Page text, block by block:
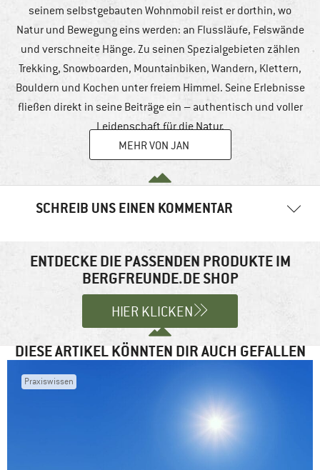
seinem selbstgebauten Wohnmobil reist er dorthin, wo
Natur und Bewegung eins werden: an Flussläufe, Felswände
und verschneite Hänge. Zu seinen Spezialgebieten zählen
Trekking, Snowboarden, Mountainbiken, Wandern, Klettern,
Bouldern und Kochen unter freiem Himmel. Seine Erlebnisse
fließen direkt in seine Beiträge ein – authentisch und voller
Leidenschaft für die Natur.
MEHR VON JAN
SCHREIB UNS EINEN KOMMENTAR
Felder sind mit*markiert
ENTDECKE DIE PASSENDEN PRODUKTE IM
BERGFREUNDE.DE SHOP
HIER KLICKEN
DIESE ARTIKEL KÖNNTEN DIR AUCH GEFALLEN
Praxiswissen